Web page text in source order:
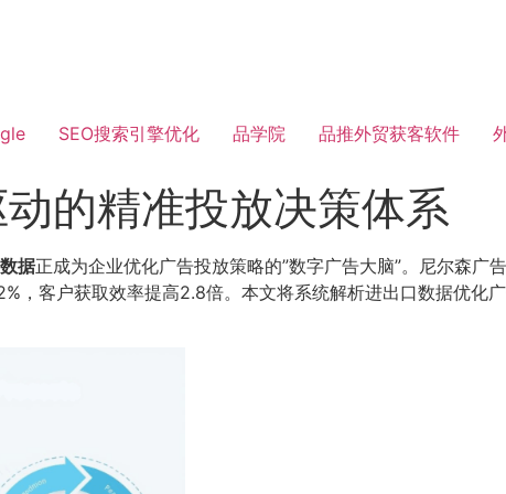
SEO搜索引擎优化 品学院 品推外贸获客软件
的精准投放决策体系
据正成为企业优化广告投放策略的”数字广告大脑”。尼尔森广
，客户获取效率提高2.8倍。本文将系统解析进出口数据优化